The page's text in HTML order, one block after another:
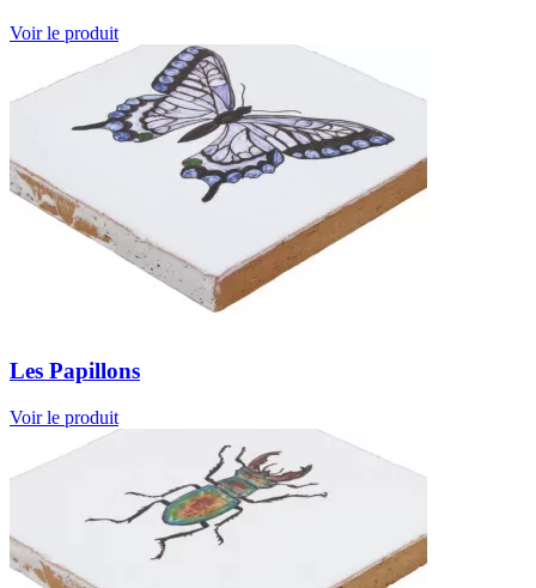
Voir le produit
Les Papillons
Voir le produit